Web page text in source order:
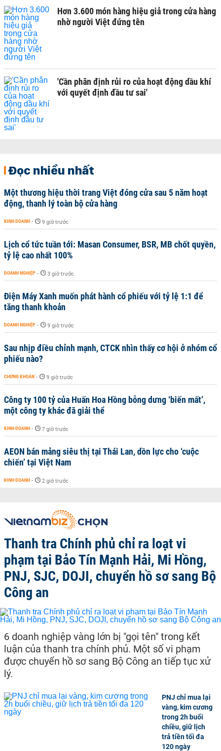
Hơn 3.600 món hàng hiệu giả trong cửa hàng
nhờ người Việt đứng tên
'Cần phân định rủi ro của hoạt động dầu khí
với quyết định đầu tư sai'
Đọc nhiều nhất
Một thương hiệu thời trang Việt đóng cửa sau 5 năm hoạt
động, thanh lý toàn bộ cửa hàng
KINH DOANH - 9 giờ trước
Lịch cổ tức tuần tới: Masan Consumer, BSR, MB chốt quyền,
tỷ lệ cao nhất 100%
DOANH NGHIỆP - 3 giờ trước
Điện Máy Xanh muốn phát hành cổ phiếu với tỷ lệ 1:1 để
tăng thanh khoản
DOANH NGHIỆP - 9 giờ trước
Sau nhịp điều chỉnh mạnh, CTCK nhìn thấy cơ hội ở nhóm cổ
phiếu nào?
CHỨNG KHOÁN - 9 giờ trước
Công ty 100 tỷ của Huấn Hoa Hồng bỗng dưng ‘biến mất’,
một công ty khác đã giải thể
KINH DOANH - 7 giờ trước
AEON bán mảng siêu thị tại Thái Lan, dồn lực cho ‘cuộc
chiến’ tại Việt Nam
KINH DOANH - 2 giờ trước
Thanh tra Chính phủ chỉ ra loạt vi
phạm tại Bảo Tín Mạnh Hải, Mi Hồng,
PNJ, SJC, DOJI, chuyển hồ sơ sang Bộ
Công an
6 doanh nghiệp vàng lớn bị "gọi tên" trong kết
luận của thanh tra chính phủ. Một số vi phạm
được chuyển hồ sơ sang Bộ Công an tiếp tục xử
lý.
PNJ chỉ mua lại
vàng, kim cương
trong 2h buổi
chiều, giữ lịch
trả tiền tối đa
120 ngày